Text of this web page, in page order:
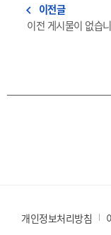
navigate_before 이전글
이전 게시물이 없습
개인정보처리방침